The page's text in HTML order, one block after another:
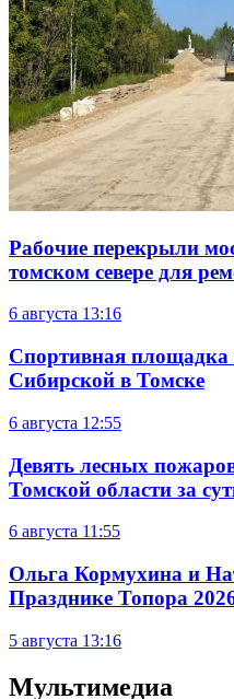
Рабочие перекрыли
томском севере для
6 августа 13:16
Спортивная площадка
Сибирской в Томске
6 августа 12:55
Девять лесных
Томской области за
6 августа 11:55
Ольга Кормухина и
Празднике Топора
5 августа 13:16
Мультимедиа